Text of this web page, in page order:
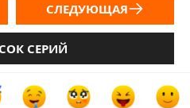
СЕРИЙ
СЛЕДУЮЩАЯ